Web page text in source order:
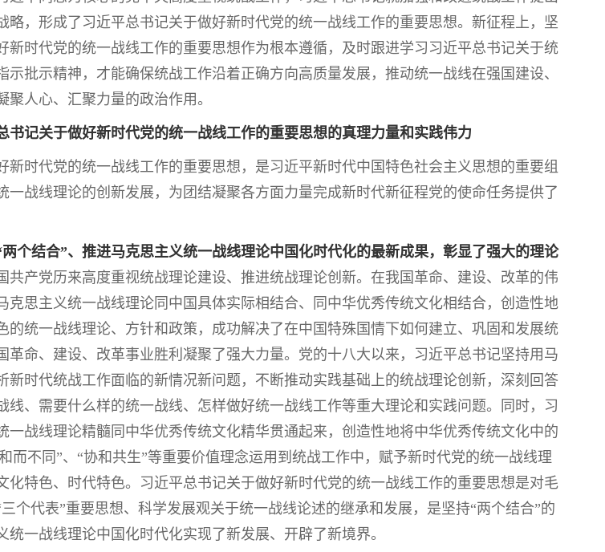
略，形成了习近平总书记关于做好新时代党的统一战线工作的重要思想。新征程上，坚
新时代党的统一战线工作的重要思想作为根本遵循，及时跟进学习习近平总书记关于统
示批示精神，才能确保统战工作沿着正确方向高质量发展，推动统一战线在强国建设、
聚人心、汇聚力量的政治作用。
书记关于做好新时代党的统一战线工作的重要思想的真理力量和实践伟力
时代党的统一战线工作的重要思想，是习近平新时代中国特色社会主义思想的重要组
一战线理论的创新发展，为团结凝聚各方面力量完成新时代新征程党的使命任务提供了
个结合”、推进马克思主义统一战线理论中国化时代化的最新成果，彰显了强大的理论
共产党历来高度重视统战理论建设、推进统战理论创新。在我国革命、建设、改革的伟
克思主义统一战线理论同中国具体实际相结合、同中华优秀传统文化相结合，创造性地
的统一战线理论、方针和政策，成功解决了在中国特殊国情下如何建立、巩固和发展统
革命、建设、改革事业胜利凝聚了强大力量。党的十八大以来，习近平总书记坚持用马
新时代统战工作面临的新情况新问题，不断推动实践基础上的统战理论创新，深刻回答
线、需要什么样的统一战线、怎样做好统一战线工作等重大理论和实践问题。同时，习
一战线理论精髓同中华优秀传统文化精华贯通起来，创造性地将中华优秀传统文化中的
而不同”、“协和共生”等重要价值理念运用到统战工作中，赋予新时代党的统一战线理
化特色、时代特色。习近平总书记关于做好新时代党的统一战线工作的重要思想是对毛
个代表”重要思想、科学发展观关于统一战线论述的继承和发展，是坚持“两个结合”的
统一战线理论中国化时代化实现了新发展、开辟了新境界。